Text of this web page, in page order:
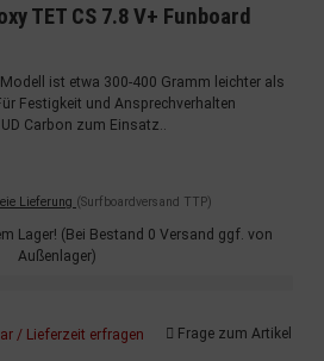
TET CS 7.8 V+ Funboard
ist etwa 300-400 Gramm leichter als
Festigkeit und Ansprechverhalten
Carbon zum Einsatz..
Lieferung (Surfboardversand TTP)
Lager! (Bei Bestand 0 Versand ggf. von
Außenlager)
/ Lieferzeit erfragen Frage zum Artikel